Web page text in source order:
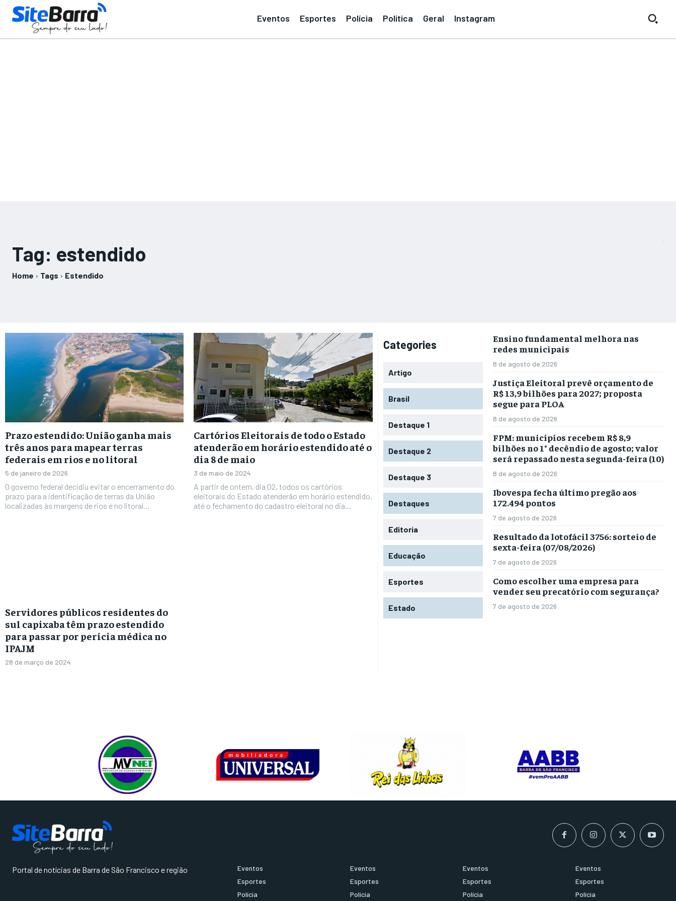
Eventos Esportes Polícia Política Geral Instagram
Tag: estendido
Home Tags Estendido
Prazo estendido: União ganha mais
três anos para mapear terras
federais em rios e no litoral
5 de janeiro de 2026
O governo federal decidiu evitar o encerramento do
prazo para a identificação de terras da União
localizadas às margens de rios e no litoral...
Cartórios Eleitorais de todo o Estado
atenderão em horário estendido até o
dia 8 de maio
3 de maio de 2024
A partir de ontem, dia 02, todos os cartórios
eleitorais do Estado atenderão em horário estendido,
até o fechamento do cadastro eleitoral no dia...
Servidores públicos residentes do
sul capixaba têm prazo estendido
para passar por perícia médica no
IPAJM
28 de março de 2024
Categories
Artigo
Brasil
Destaque 1
Destaque 2
Destaque 3
Destaques
Editoria
Educação
Esportes
Estado
Ensino fundamental melhora nas
redes municipais
8 de agosto de 2026
Justiça Eleitoral prevê orçamento de
R$ 13,9 bilhões para 2027; proposta
segue para PLOA
8 de agosto de 2026
FPM: municípios recebem R$ 8,9
bilhões no 1° decêndio de agosto; valor
será repassado nesta segunda-feira (10)
8 de agosto de 2026
Ibovespa fecha último pregão aos
172.494 pontos
7 de agosto de 2026
Resultado da lotofácil 3756: sorteio de
sexta-feira (07/08/2026)
7 de agosto de 2026
Como escolher uma empresa para
vender seu precatório com segurança?
7 de agosto de 2026
Portal de notícias de Barra de São Francisco e região
Eventos
Esportes
Polícia
Eventos
Esportes
Polícia
Eventos
Esportes
Polícia
Eventos
Esportes
Polícia